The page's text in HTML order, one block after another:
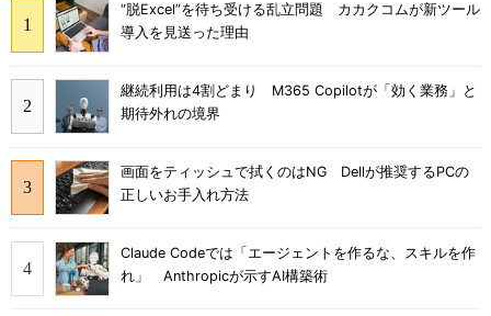
“脱Excel”を待ち受ける乱立問題 カカクコムが新ツール
導入を見送った理由
継続利用は4割どまり M365 Copilotが「効く業務」と
期待外れの境界
画面をティッシュで拭くのはNG Dellが推奨するPCの
正しいお手入れ方法
Claude Codeでは「エージェントを作るな、スキルを作
れ」 Anthropicが示すAI構築術